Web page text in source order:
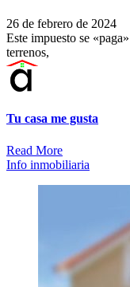
26 de febrero de 2024
Este impuesto se
terrenos,
Tu casa me gusta
Read More
Info inmobiliaria